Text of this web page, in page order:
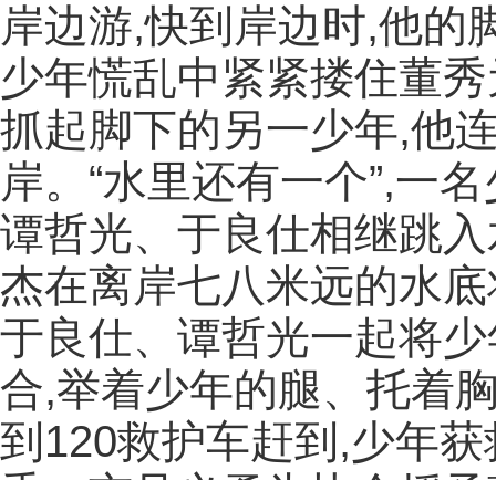
岸边游,快到岸边时,他的
少年慌乱中紧紧搂住董
抓起脚下的另一少年,他
岸。“水里还有一个”,一
谭哲光、于良仕相继跳
杰在离岸七八米远的水
于良仕、谭哲光一起将
合,举着少年的腿、托着
到120救护车赶到,少年